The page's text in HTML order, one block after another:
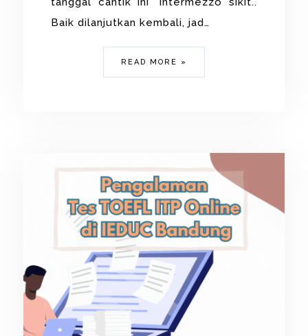
Baik dilanjutkan kembali, jad…
READ MORE »